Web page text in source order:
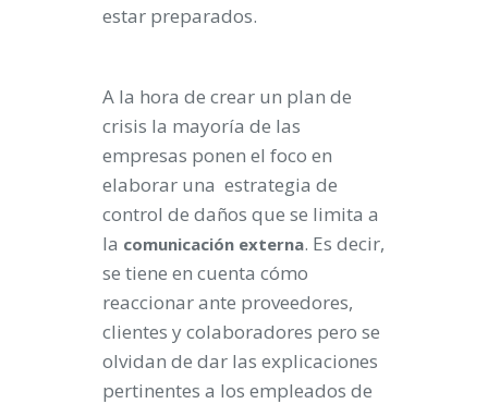
estar preparados.
A la hora de crear un plan de
crisis la mayoría de las
empresas ponen el foco en
elaborar una estrategia de
control de daños que se limita a
la comunicación externa. Es decir,
se tiene en cuenta cómo
reaccionar ante proveedores,
clientes y colaboradores pero se
olvidan de dar las explicaciones
pertinentes a los empleados de